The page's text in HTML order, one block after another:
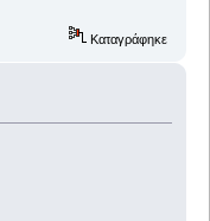
Καταγράφηκε